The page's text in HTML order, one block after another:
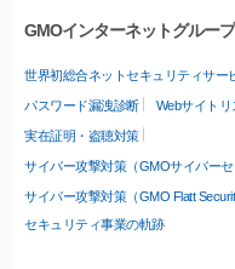
GMOインターネットグルー
世界初総合ネットセキュリティサー
パスワード漏洩診断 Webサイト
実在証明・盗聴対策
サイバー攻撃対策（GMOサイバーセ
サイバー攻撃対策（GMO Flatt
セキュリティ事業の軌跡